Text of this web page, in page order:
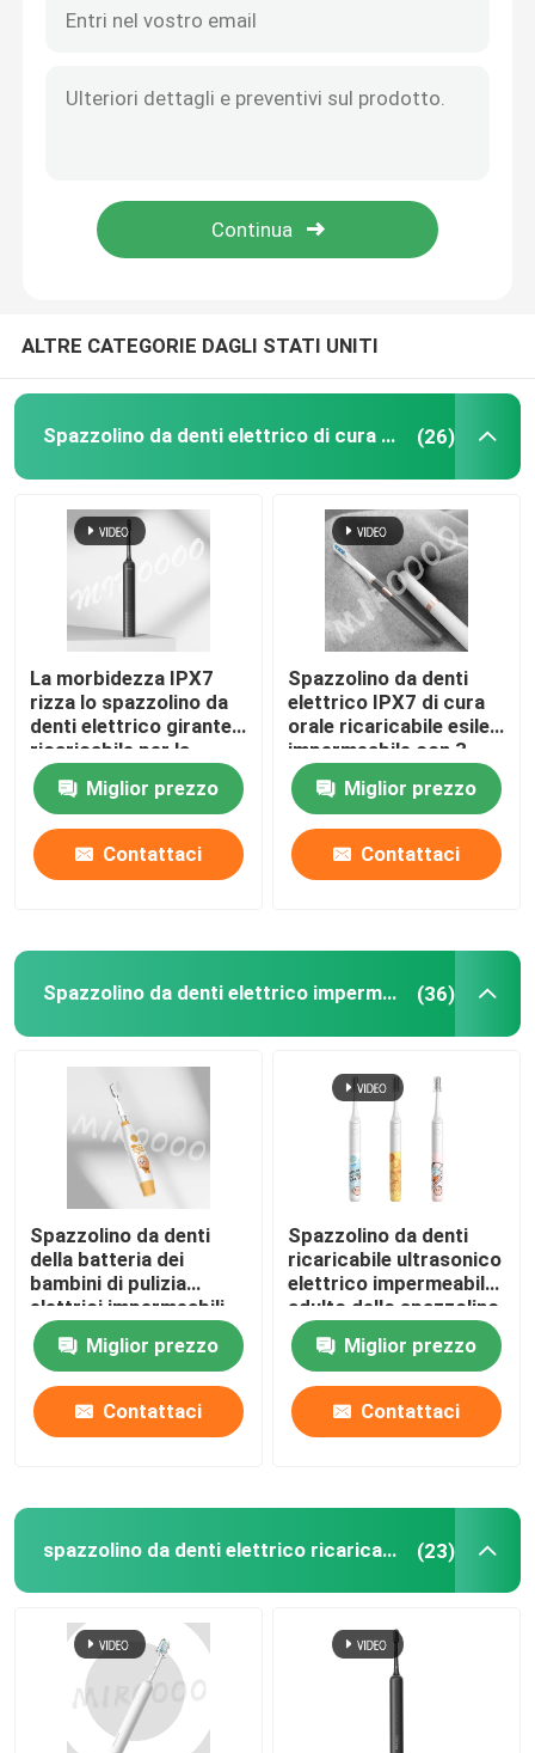
Spazzolino da denti elettrico dei bambini
ALTRE CATEGORIE DAGLI STATI UNITI
Spazzolino da denti elettrico di cura orale (26)
La morbidezza IPX7
rizza lo spazzolino da
denti elettrico girante
ricaricabile per la
protezione della
gommaMiglior prezzo
Contattaci
Spazzolino da denti
elettrico IPX7 di cura
orale ricaricabile esile
impermeabile con 3
modi
Miglior prezzo
Contattaci
Spazzolino da denti elettrico impermeabile (36)
Spazzolino da denti
della batteria dei
bambini di pulizia
elettrici impermeabili
molli dello spazzolino
da denti IPX7Miglior prezzo
Contattaci
Spazzolino da denti
ricaricabile ultrasonico
elettrico impermeabile
adulto dello spazzolino
da denti IPX7
Miglior prezzo
Contattaci
spazzolino da denti elettrico ricaricabile (23)